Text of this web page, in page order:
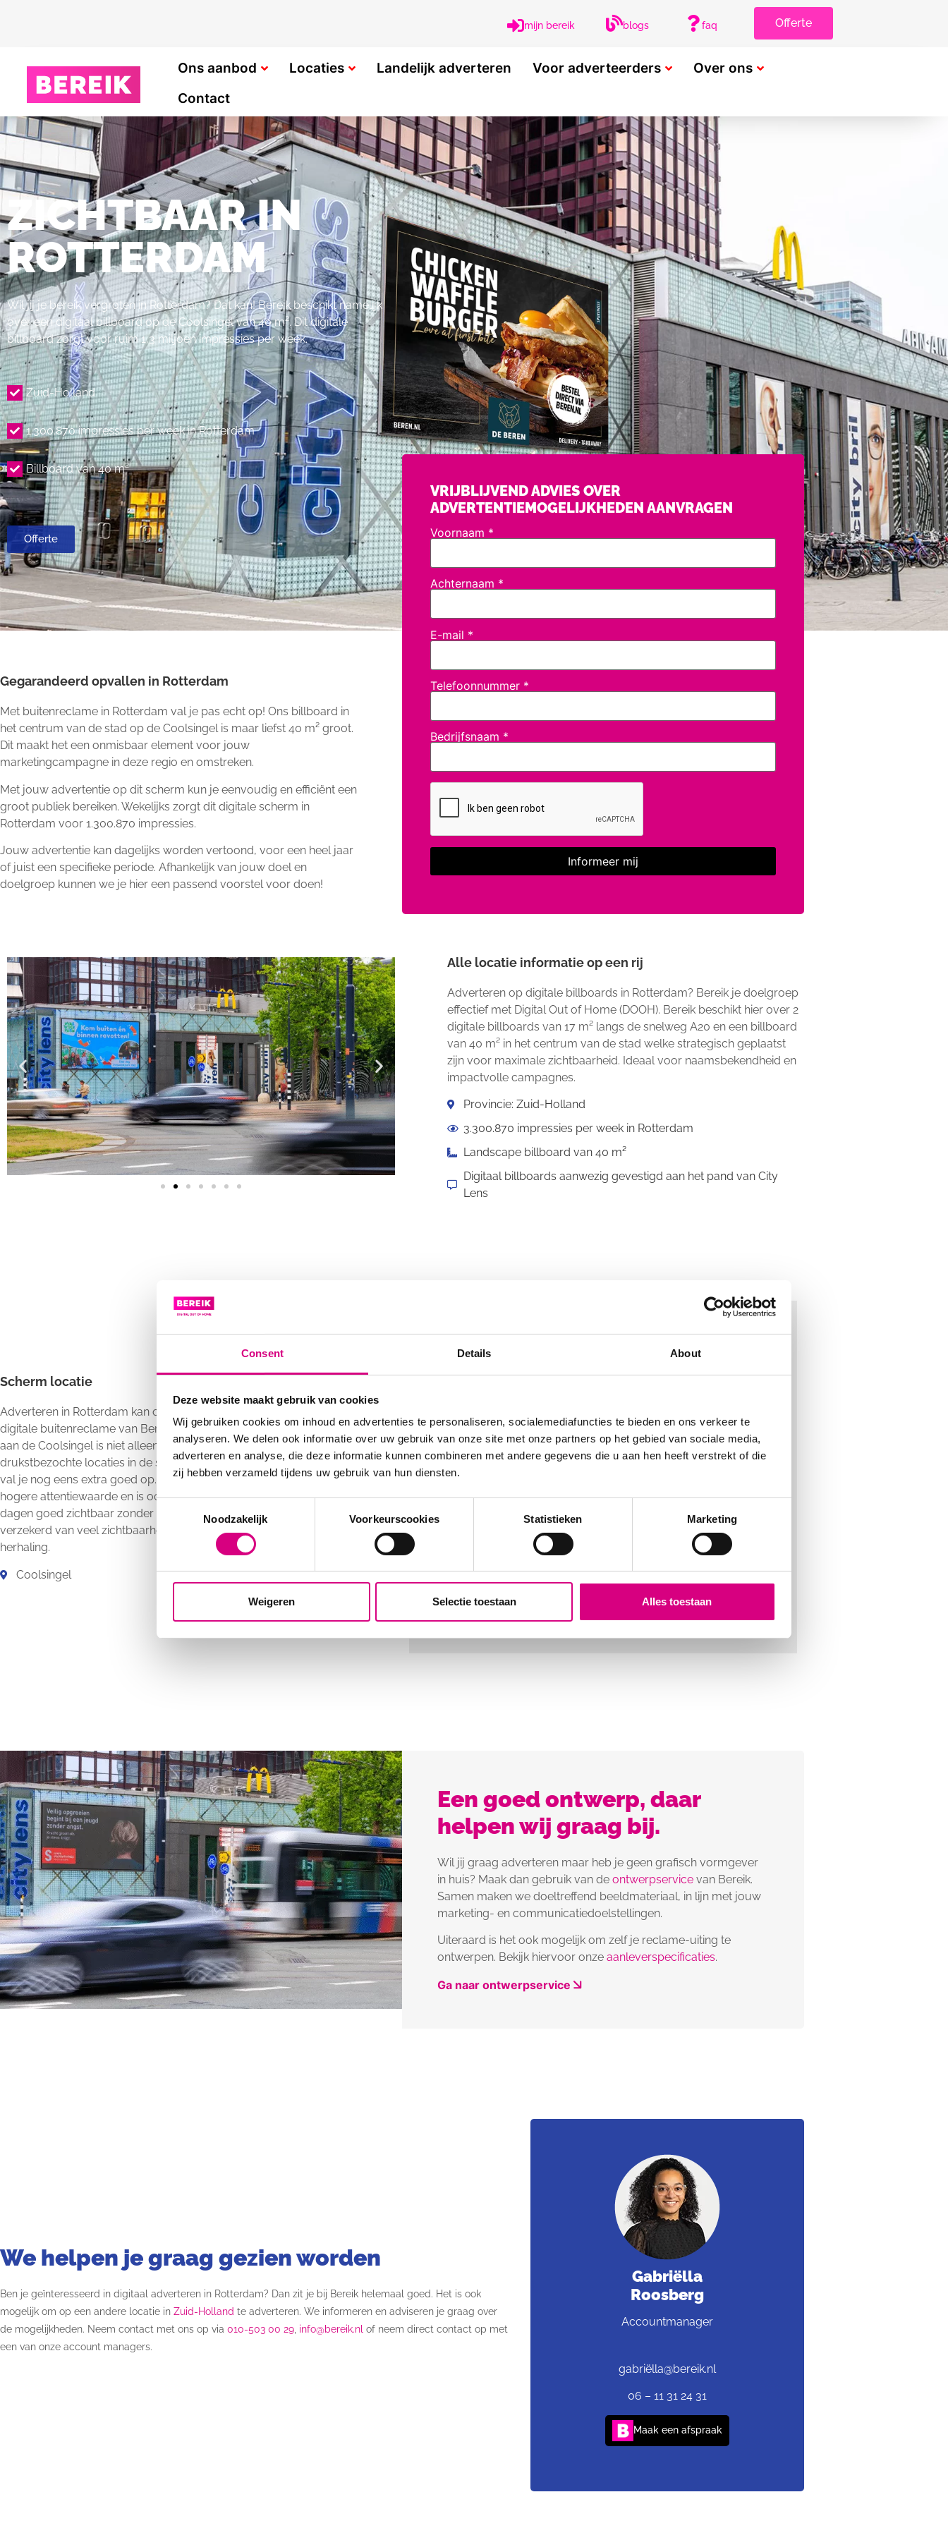
Consent Details About
Deze website maakt gebruik van cookies
Wij gebruiken cookies om inhoud en advertenties te personaliseren, socialemediafuncties te bieden en ons verkeer te
analyseren. We delen ook informatie over uw gebruik van onze site met onze partners op het gebied van sociale media,
adverteren en analyse, die deze informatie kunnen combineren met andere gegevens die u aan hen heeft verstrekt of die
zij hebben verzameld tijdens uw gebruik van hun diensten.
Noodzakelijk Voorkeurscookies Statistieken Marketing
Weigeren Selectie toestaan Alles toestaan
mijn bereik blogs faq Offerte
Ons aanbod Locaties Landelijk adverteren Voor adverteerders
Over ons
Contact
ZICHTBAAR IN
ROTTERDAM
Wil jij je bereik vergroten in Rotterdam? Dat kan! Bereik beschikt namelijk
over een digitaal billboard op de Coolsingel van 40 m². Dit digitale
billboard zorgt voor ruim 1,3 miljoen impressies per week.
Zuid-Holland
1.300.870 impressies per week in Rotterdam
Billboard van 40 m²
Offerte
Gegarandeerd opvallen in Rotterdam
Met buitenreclame in Rotterdam val je pas echt op! Ons billboard in
het centrum van de stad op de Coolsingel is maar liefst 40 m² groot.
Dit maakt het een onmisbaar element voor jouw
marketingcampagne in deze regio en omstreken.
Met jouw advertentie op dit scherm kun je eenvoudig en efficiënt een
groot publiek bereiken. Wekelijks zorgt dit digitale scherm in
Rotterdam voor 1.300.870 impressies.
Jouw advertentie kan dagelijks worden vertoond, voor een heel jaar
of juist een specifieke periode. Afhankelijk van jouw doel en
doelgroep kunnen we je hier een passend voorstel voor doen!
VRIJBLIJVEND ADVIES OVER
ADVERTENTIEMOGELIJKHEDEN AANVRAGEN
Voornaam *
Achternaam *
E-mail *
Telefoonnummer *
Bedrijfsnaam *
Alle locatie informatie op een rij
Adverteren op digitale billboards in Rotterdam? Bereik je doelgroep
effectief met Digital Out of Home (DOOH). Bereik beschikt hier over 2
digitale billboards van 17 m² langs de snelweg A20 en een billboard
van 40 m² in het centrum van de stad welke strategisch geplaatst
zijn voor maximale zichtbaarheid. Ideaal voor naamsbekendheid en
impactvolle campagnes.
Provincie: Zuid-Holland
3.300.870 impressies per week in Rotterdam
Landscape billboard van 40 m²
Digitaal billboards aanwezig gevestigd aan het pand van City
Lens
Scherm locatie
Adverteren in Rotterdam kan op diverse manieren, maar met de
digitale buitenreclame van Bereik val je pas echt op. Ons billboard
aan de Coolsingel is niet alleen gevestigd op één van de
drukstbezochte locaties in de stad, maar ook door de led verlichting
val je nog eens extra goed op. De schermen krijgen hierdoor een
hogere attentiewaarde en is ook tijdens regenachtige of bewolkte
dagen goed zichtbaar zonder overlast te veroorzaken. Zo ben je
verzekerd van veel zichtbaarheid en profiteer je van de kracht van
herhaling.
Coolsingel
Een goed ontwerp, daar
helpen wij graag bij.
Wil jij graag adverteren maar heb je geen grafisch vormgever
in huis? Maak dan gebruik van de ontwerpservice van Bereik.
Samen maken we doeltreffend beeldmateriaal, in lijn met jouw
marketing- en communicatiedoelstellingen.
Uiteraard is het ook mogelijk om zelf je reclame-uiting te
ontwerpen. Bekijk hiervoor onze aanleverspecificaties.
Ga naar ontwerpservice
We helpen je graag gezien worden
Ben je geïnteresseerd in digitaal adverteren in Rotterdam? Dan zit je bij Bereik helemaal goed. Het is ook
mogelijk om op een andere locatie in Zuid-Holland te adverteren. We informeren en adviseren je graag over
de mogelijkheden. Neem contact met ons op via 010-503 00 29 info@bereik.nl of neem direct contact op met
een van onze account managers.
Gabriëlla
Roosberg
Accountmanager
gabriëlla@bereik.nl
06 – 11 31 24 31
Maak een afspraak